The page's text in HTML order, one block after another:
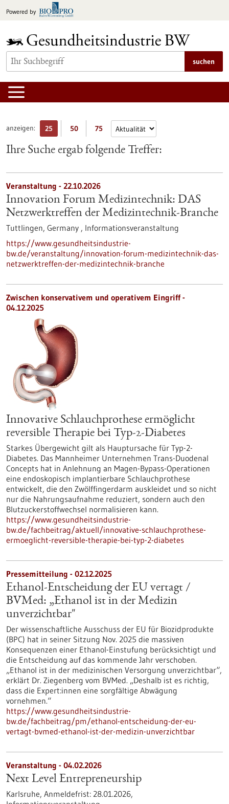
Inhalt
Powered by
suchen
anzeigen: 25 50 75
Ihre Suche ergab folgende Treffer:
Veranstaltung - 22.10.2026
Innovation Forum Medizintechnik: DAS
Netzwerktreffen der Medizintechnik-Branche
Tuttlingen, Germany , Informationsveranstaltung
https://www.gesundheitsindustrie-
bw.de/veranstaltung/innovation-forum-medizintechnik-das-
netzwerktreffen-der-medizintechnik-branche
Zwischen konservativem und operativem Eingriff -
04.12.2025
Innovative Schlauchprothese ermöglicht
reversible Therapie bei Typ-2-Diabetes
Starkes Übergewicht gilt als Hauptursache für Typ-2-
Diabetes. Das Mannheimer Unternehmen Trans-Duodenal
Concepts hat in Anlehnung an Magen-Bypass-Operationen
eine endoskopisch implantierbare Schlauchprothese
entwickelt, die den Zwölffingerdarm auskleidet und so nicht
nur die Nahrungsaufnahme reduziert, sondern auch den
Blutzuckerstoffwechsel normalisieren kann.
https://www.gesundheitsindustrie-
bw.de/fachbeitrag/aktuell/innovative-schlauchprothese-
ermoeglicht-reversible-therapie-bei-typ-2-diabetes
Pressemitteilung - 02.12.2025
Ethanol-Entscheidung der EU vertagt /
BVMed: „Ethanol ist in der Medizin
unverzichtbar"
Der wissenschaftliche Ausschuss der EU für Biozidprodukte
(BPC) hat in seiner Sitzung Nov. 2025 die massiven
Konsequenzen einer Ethanol-Einstufung berücksichtigt und
die Entscheidung auf das kommende Jahr verschoben.
„Ethanol ist in der medizinischen Versorgung unverzichtbar“,
erklärt Dr. Ziegenberg vom BVMed. „Deshalb ist es richtig,
dass die Expert:innen eine sorgfältige Abwägung
vornehmen.“
https://www.gesundheitsindustrie-
bw.de/fachbeitrag/pm/ethanol-entscheidung-der-eu-
vertagt-bvmed-ethanol-ist-der-medizin-unverzichtbar
Veranstaltung - 04.02.2026
Next Level Entrepreneurship
Karlsruhe, Anmeldefrist: 28.01.2026,